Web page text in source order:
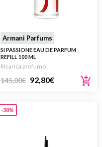
Armani Parfums
SI PASSIONE EAU DE PARFUM
REFILL 100 ML
Ricarica profumo
145,00€ 92,80€
-38%